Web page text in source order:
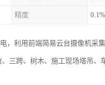
精度 0.1%
利用前端简易云台摄像机采
三跨、树木、施工现场塔吊、